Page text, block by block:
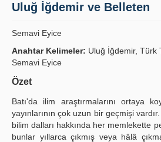
Dergi Kurulları
Yazım Kuralları
İlkeler
Yayın Politikaları
Kılavuzlar
İletişim
Uluğ İğdemir ve Belleten
Semavi Eyice
Anahtar Kelimeler: Uluğ İğdemir, Türk
Semavi Eyice
Özet
Batı'da ilim araştırmalarını ortaya
yayınlarının çok uzun bir geçmişi
bilim dalları hakkında her memlekette
bunlar yıllarca çıkmış veya hâlâ